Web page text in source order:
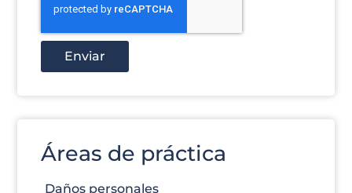
Enviar
Áreas de práctica
Daños personales